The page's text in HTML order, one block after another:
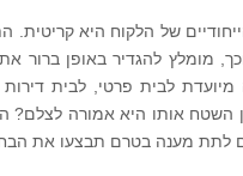
של הלקוח היא קריטית.
להגדיר באופן ברור
לבית פרטי, לבית
אותו היא אמורה לצלם?
לתת מענה בטרם תבצעו את